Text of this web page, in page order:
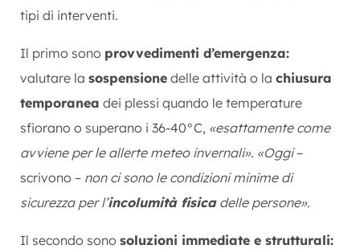
tipi di interventi.
Il primo sono provvedimenti d’emergenza:
valutare la sospensione delle attività o la chiusura
temporanea dei plessi quando le temperature
sfiorano o superano i 36-40°C, «esattamente come
avviene per le allerte meteo invernali». «Oggi–
scrivono – non ci sono le condizioni minime di
sicurezza per l’incolumità fisicadelle persone».
Il secondo sono soluzioni immediate e strutturali: